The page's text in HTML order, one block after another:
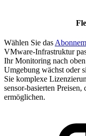
Wählen Sie das
VMware-Infrastruktur
Ihr Monitoring nach
Umgebung wächst oder
Sie komplexe
sensor-basierten
ermöglichen.